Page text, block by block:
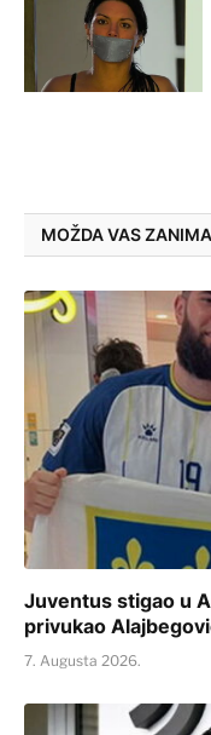
MOŽDA VAS ZANIMA
Juventus stigao u
privukao
7. Augusta 2026.